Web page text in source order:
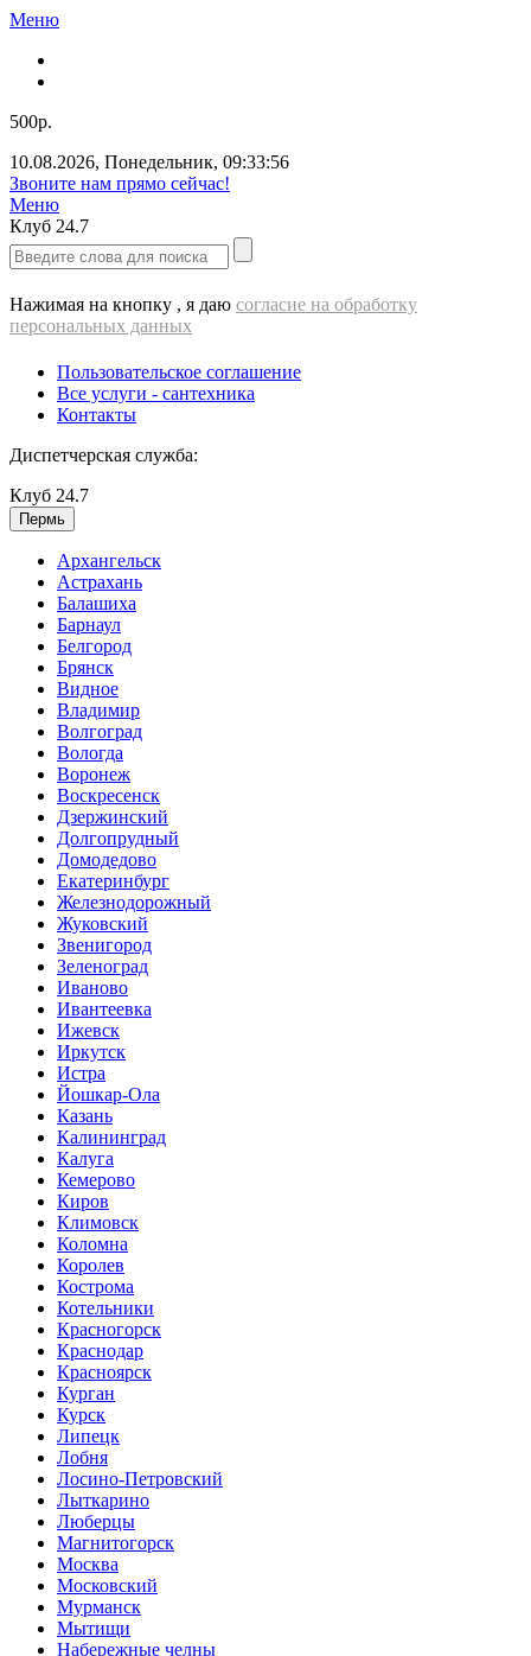
Меню
500р.
10.08.2026, Понедельник, 09:33:56
Звоните нам прямо сейчас!
Меню
Клуб 24.7
Нажимая на кнопку , я даю согласие на обработку
персональных данных
Пользовательское соглашение
Все услуги - cантехника
Контакты
Диспетчерская служба:
Клуб 24.7
Пермь
Архангельск
Астрахань
Балашиха
Барнаул
Белгород
Брянск
Видное
Владимир
Волгоград
Вологда
Воронеж
Воскресенск
Дзержинский
Долгопрудный
Домодедово
Екатеринбург
Железнодорожный
Жуковский
Звенигород
Зеленоград
Иваново
Ивантеевка
Ижевск
Иркутск
Истра
Йошкар-Ола
Казань
Калининград
Калуга
Кемерово
Киров
Климовск
Коломна
Королев
Кострома
Котельники
Красногорск
Краснодар
Красноярск
Курган
Курск
Липецк
Лобня
Лосино-Петровский
Лыткарино
Люберцы
Магнитогорск
Москва
Московский
Мурманск
Мытищи
Набережные челны